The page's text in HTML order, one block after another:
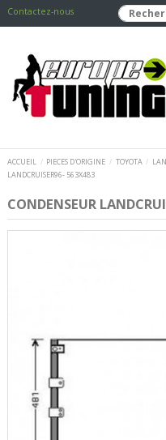
Contactez-nous
ACCUEIL PIECES D'ORIGINE TOYOTA
LANDCRUISER96- 563X483
CONDENSEUR